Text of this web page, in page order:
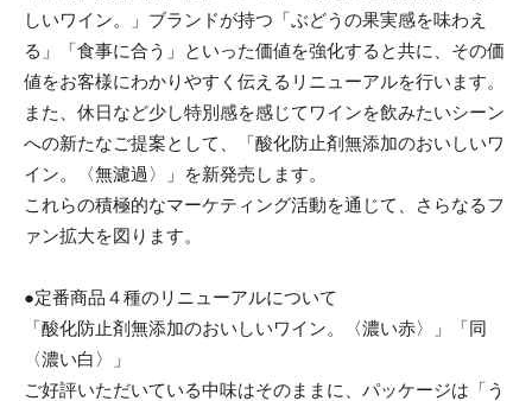
しいワイン。」ブランドが持つ「ぶどうの果実感を味わえ
る」「食事に合う」といった価値を強化すると共に、その価
値をお客様にわかりやすく伝えるリニューアルを行います。
また、休日など少し特別感を感じてワインを飲みたいシーン
への新たなご提案として、「酸化防止剤無添加のおいしいワ
イン。〈無濾過〉」を新発売します。
これらの積極的なマーケティング活動を通じて、さらなるフ
ァン拡大を図ります。
●定番商品４種のリニューアルについて
「酸化防止剤無添加のおいしいワイン。〈濃い赤〉」「同
〈濃い白〉」
ご好評いただいている中味はそのままに、パッケージは「う